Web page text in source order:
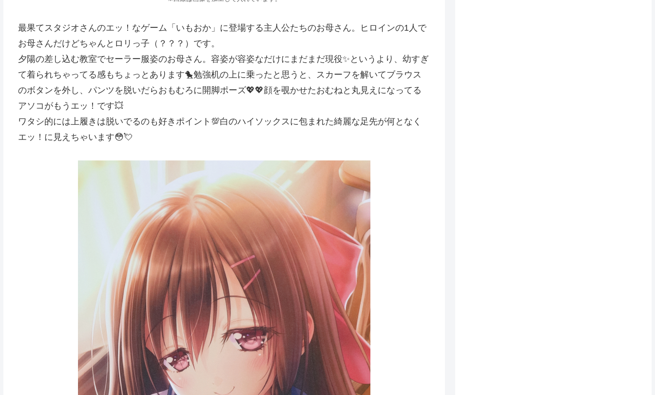
最果てスタジオさんのエッ！なゲーム「いもおか」に登場する主人公たちのお母さん。ヒロインの1人で
お母さんだけどちゃんとロリっ子（？？？）です。
夕陽の差し込む教室でセーラー服姿のお母さん。容姿が容姿なだけにまだまだ現役✨というより、幼すぎ
て着られちゃってる感もちょっとあります🐤勉強机の上に乗ったと思うと、スカーフを解いてブラウス
のボタンを外し、パンツを脱いだらおもむろに開脚ポーズ💖💖顔を覗かせたおむねと丸見えになってる
アソコがもうエッ！です💥
ワタシ的には上履きは脱いでるのも好きポイント💯白のハイソックスに包まれた綺麗な足先が何となく
エッ！に見えちゃいます😳💘